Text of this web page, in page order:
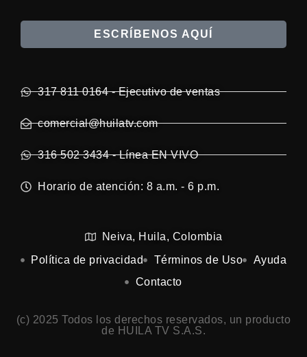
ESCRÍBENOS AQUÍ
317 811 0164 - Ejecutivo de ventas
comercial@huilatv.com
316 502 3434 - Línea EN VIVO
Horario de atención: 8 a.m. - 6 p.m.
Neiva, Huila, Colombia
Política de privacidad
Términos de Uso
Ayuda
Contacto
(c) 2025 Todos los derechos reservados, un producto
de HUILA TV S.A.S.